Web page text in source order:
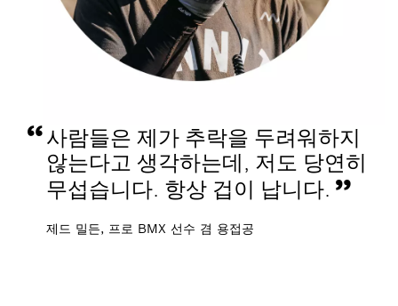
사람들은 제가 추락을 두려워하지
않는다고 생각하는데, 저도 당연히
무섭습니다. 항상 겁이 납니다.
제드 밀든, 프로 BMX 선수 겸 용접공